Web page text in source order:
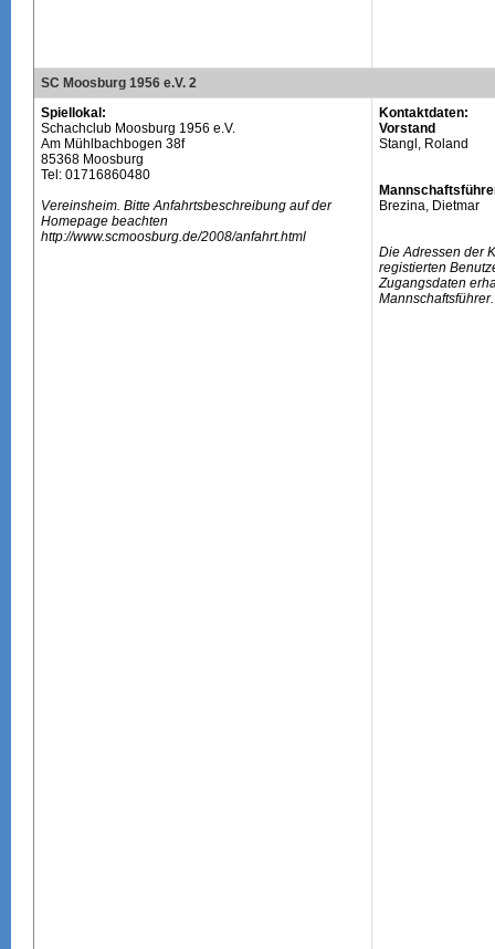
SC Moosburg 1956 e.V. 2
Spiellokal:
Schachclub Moosburg 1956 e.V.
Am Mühlbachbogen 38f
85368 Moosburg
Tel: 01716860480
Vereinsheim. Bitte Anfahrtsbeschreibung auf der
Homepage beachten
http://www.scmoosburg.de/2008/anfahrt.html
Kontaktdaten:
Vorstand
Stangl, Roland
Brezina, Dietmar
Die Adressen der
registierten
Zugangsdaten
Mannschaftsführer.